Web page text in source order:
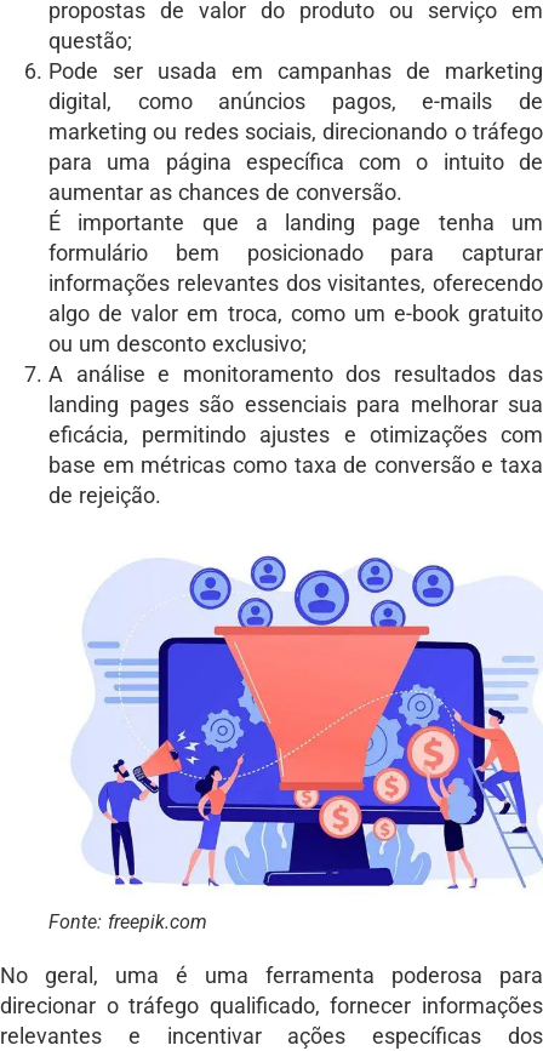
propostas de valor do produto ou serviço em
questão;
Pode ser usada em campanhas de marketing
digital, como anúncios pagos, e-mails de
marketing ou redes sociais, direcionando o tráfego
para uma página específica com o intuito de
aumentar as chances de conversão.
É importante que a landing page tenha um
formulário bem posicionado para capturar
informações relevantes dos visitantes, oferecendo
algo de valor em troca, como um e-book gratuito
ou um desconto exclusivo;
A análise e monitoramento dos resultados das
landing pages são essenciais para melhorar sua
eficácia, permitindo ajustes e otimizações com
base em métricas como taxa de conversão e taxa
de rejeição.
Fonte: freepik.com
No geral, uma é uma ferramenta poderosa para
direcionar o tráfego qualificado, fornecer informações
relevantes e incentivar ações específicas dos